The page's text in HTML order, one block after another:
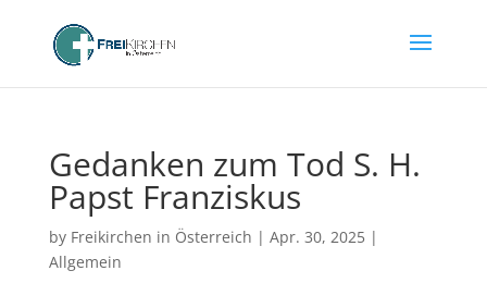
Gedanken zum Tod S. H.
Papst Franziskus
by Freikirchen in Österreich | Apr. 30, 2025|
Allgemein